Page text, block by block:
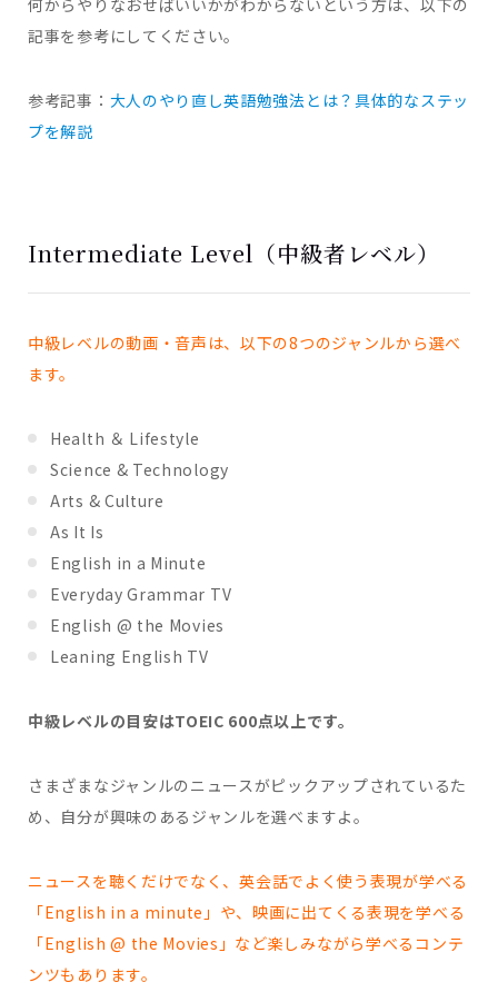
記事を参考にしてください。
参考記事： 大人のやり直し英語勉強法とは？具体的なステッ
プを解説
Intermediate Level（中級者レベル）
中級レベルの動画・音声は、以下の8つのジャンルから選べ
ます。
Health ＆ Lifestyle
Science & Technology
Arts & Culture
As It Is
English in a Minute
Everyday Grammar TV
English @ the Movies
Leaning English TV
中級レベルの目安はTOEIC 600点以上です。
さまざまなジャンルのニュースがピックアップされているた
め、自分が興味のあるジャンルを選べますよ。
ニュースを聴くだけでなく、英会話でよく使う表現が学べる
「English in a minute」や、映画に出てくる表現を学べる
「English @ the Movies」など楽しみながら学べるコンテ
ンツもあります。